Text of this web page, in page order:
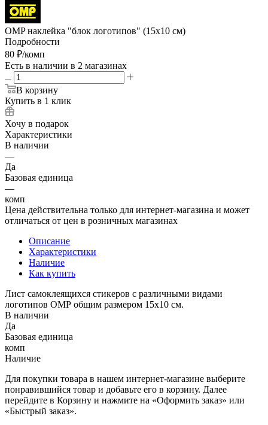
OMP наклейка "блок логотипов" (15х10 см)
Подробности
80 ₽/комп
Есть в наличии в 2 магазинах
В корзину
Купить в 1 клик
Хочу в подарок
Характеристики
В наличии
—
Да
Базовая единица
—
комп
Цена действительна только для интернет-магазина и может
отличаться от цен в розничных магазинах
Описание
Характеристики
Наличие
Как купить
Лист самоклеящихся стикеров с различными видами
логотипов ОМР общим размером 15х10 см.
В наличии
Да
Базовая единица
комп
Наличие
Для покупки товара в нашем интернет-магазине выберите
понравившийся товар и добавьте его в корзину. Далее
перейдите в Корзину и нажмите на «Оформить заказ» или
«Быстрый заказ».